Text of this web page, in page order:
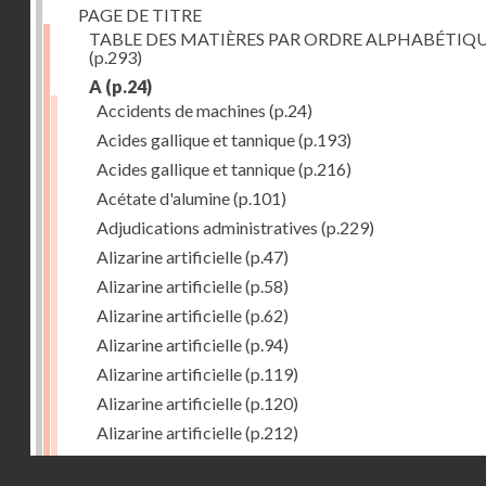
PAGE DE TITRE
TABLE DES MATIÈRES PAR ORDRE
(p.293)
A (p.24)
Accidents de machines (p.24)
Acides gallique et tannique(p.193)
Acides gallique et tannique(p.216)
Acétate d'alumine(p.101)
Adjudications administratives (p.229)
Alizarine artificielle(p.47)
Alizarine artificielle(p.58)
Alizarine artificielle(p.62)
Alizarine artificielle(p.94)
Alizarine artificielle(p.119)
Alizarine artificielle(p.120)
Alizarine artificielle(p.212)
Alizarine artificielle(p.256)